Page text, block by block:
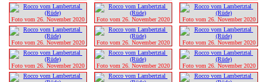
Foto vom 26. November 2020 Foto vom 26. November 2020 Foto vom 26. November 2020
Foto vom 26. November 2020 Foto vom 26. November 2020 Foto vom 26. November 2020
Foto vom 26. November 2020 Foto vom 26. November 2020 Foto vom 26. November 2020